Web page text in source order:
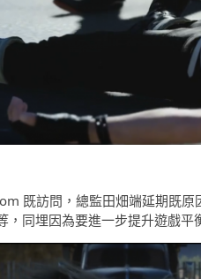
既訪問，總監田畑端延期既
，同埋因為要進一步提升遊戲